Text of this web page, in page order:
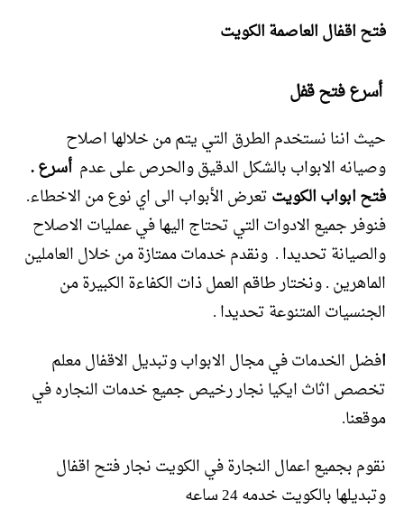
فتح اقفال العاصمة الكويت
أسرع فتح قفل
حيث اننا نستخدم الطرق التي يتم من خلالها اصلاح
وصيانه الابواب بالشكل الدقيق والحرص على عدم أسرع .
فتح ابواب الكويتتعرض الأبواب الى اي نوع من الاخطاء.
فنوفر جميع الادوات التي تحتاج اليها في عمليات الاصلاح
والصيانة تحديدا . ونقدم خدمات ممتازة من خلال العاملين
الماهرين . ونختار طاقم العمل ذات الكفاءة الكبيرة من
الجنسيات المتنوعة تحديدا .
افضل الخدمات في مجال الابواب وتبديل الاقفال معلم
تخصص اثاث ايكيا نجار رخيص جميع خدمات النجاره في
موقعنا.
نقوم بجميع اعمال النجارة في الكويت نجار فتح اقفال
وتبديلها بالكويت خدمه 24 ساعه